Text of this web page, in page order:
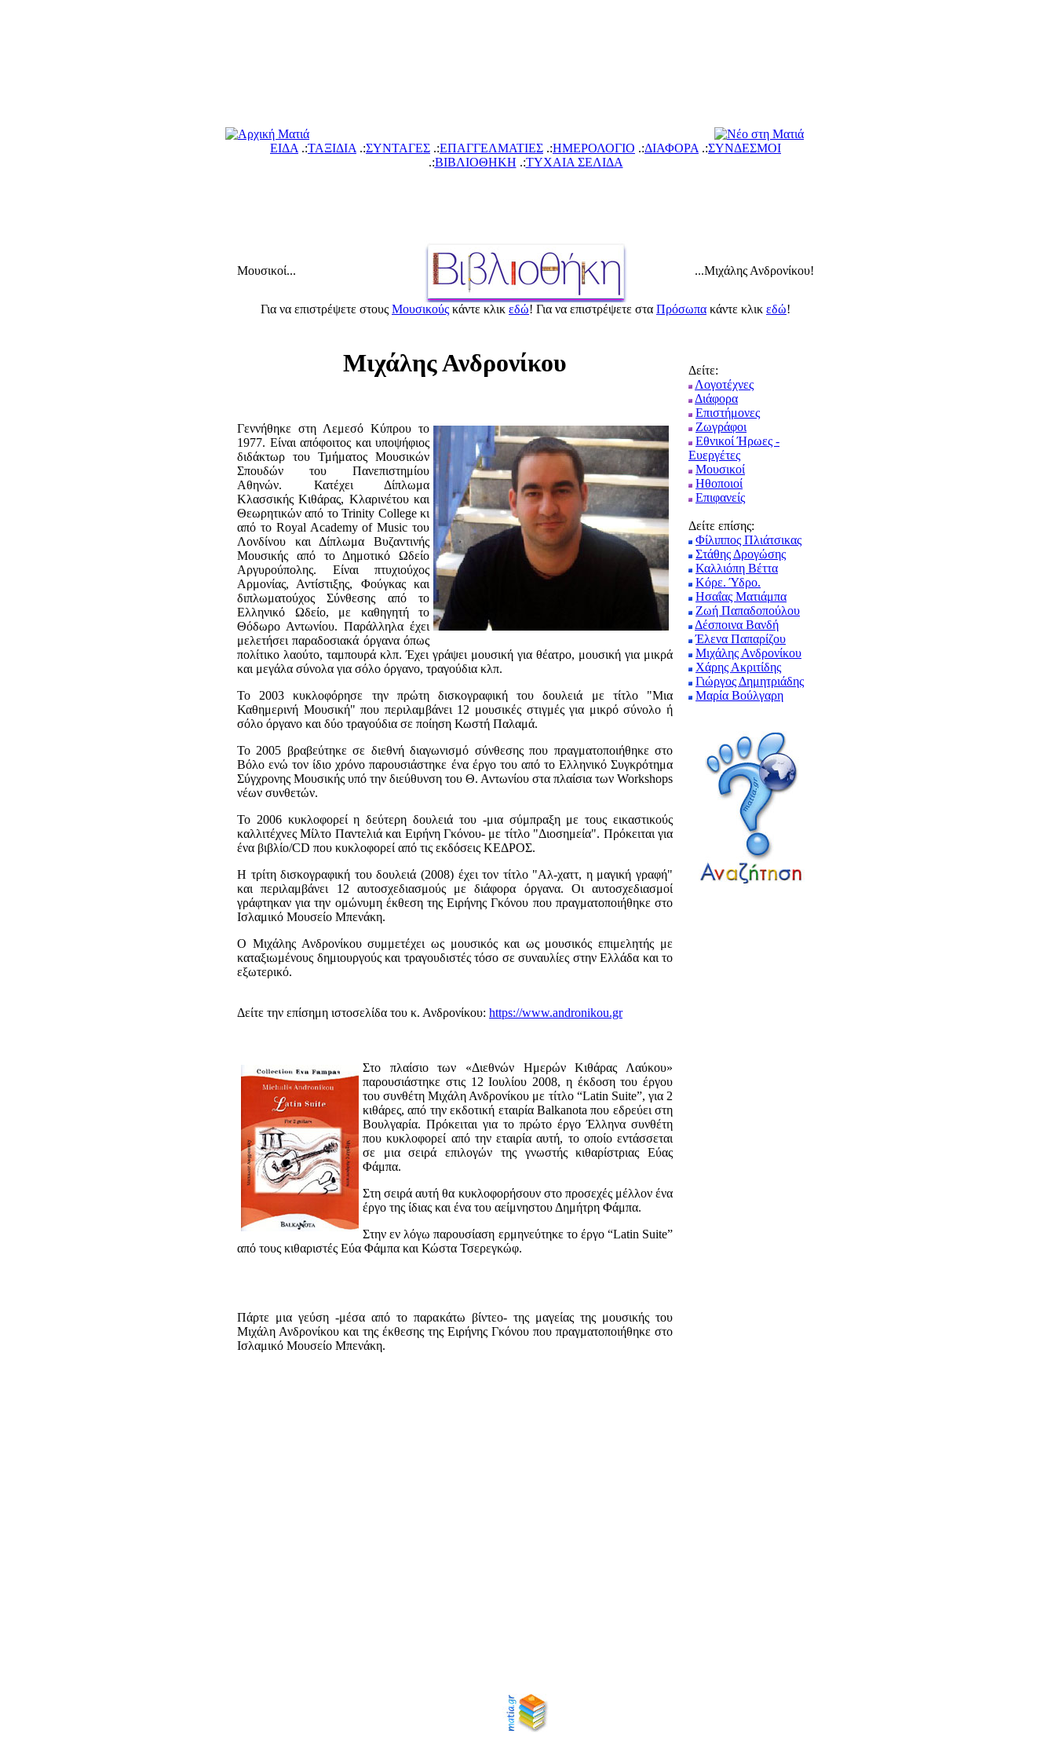
ΕΙΔΑ .:ΤΑΞΙΔΙΑ .:ΣΥΝΤΑΓΕΣ .:ΕΠΑΓΓΕΛΜΑΤΙΕΣ .:ΗΜΕΡΟΛΟΓΙΟ .:ΔΙΑΦΟΡΑ .:ΣΥΝΔΕΣΜΟΙ
.:ΙΒΛΙΟΘΗΚΗ .:ΤΥΧΑΙΑ ΣΕΛΙΔΑ
Μουσικοί... ...Μιχάλης Ανδρονίκου!
Για να επιστρέψετε στους Μουσικούς κάντε κλικ εδώ! Για να επιστρέψετε στ Πρόσωπ κάντε κλικ εδώ!
Μιχάλης Ανδρονίκου
Γεννήθηκε στη Λεμεσό Κύπρου το
1977. Είναι απόφοιτος και υποψήφιος
διδάκτωρ του Τμήματος Μουσικών
Σπουδών του Πανεπιστημίου
Αθηνών. Κατέχει Δίπλωμ
Κλασσικής Κιθάρας, Κλαρινέτου και
Θεωρητικών από το Trinity College κι
πό το Royal Academy of Music του
Λονδίνου και Δίπλωμα Βυζαντινής
Μουσικής από το Δημοτικό Ωδείο
Αργυρούπολης. Είναι πτυχιούχος
Αρμονίας, Αντίστιξης, Φούγκας και
διπλωματούχος Σύνθεσης από το
Ελληνικό Ωδείο, με καθηγητή το
Θόδωρο Αντωνίου. Παράλληλα έχει
μελετήσει παραδοσιακά όργανα όπως
πολίτικο λαούτο, ταμπουρά κλπ. Έχει γράψει μουσική για θέατρο, μουσική για μικρά
και μεγάλα σύνολα για σόλο όργανο, τραγούδια κλπ.
Το 2003 κυκλοφόρησε την πρώτη δισκογραφική του δουλειά με τίτλο "Μι
Καθημερινή Μουσική" που περιλαμβάνει 12 μουσικές στιγμές για μικρό σύνολο ή
σόλο όργανο και δύο τραγούδια σε ποίηση Κωστή Παλαμά.
Το 2005 βραβεύτηκε σε διεθνή διαγωνισμό σύνθεσης που πραγματοποιήθηκε στο
όλο ενώ τον ίδιο χρόνο παρουσιάστηκε ένα έργο του από το Ελληνικό Συγκρότημ
Σύγχρονης Μουσικής υπό την διεύθυνση του Θ. Αντωνίου στα πλαίσια των Workshops
νέων συνθετών.
Το 2006 κυκλοφορεί η δεύτερη δουλειά του -μια σύμπραξη με τους εικαστικούς
καλλιτέχνες Μίλτο Παντελιά και Ειρήνη Γκόνου- με τίτλο "Διοσημεία". Πρόκειται γι
ένα βιβλίο/CD που κυκλοφορεί από τις εκδόσεις ΚΕΔΡΟΣ.
H τρίτη δισκογραφική του δουλειά (2008) έχει τον τίτλο "Αλ-χαττ, η μαγική γραφή"
και περιλαμβάνει 12 αυτοσχεδιασμούς με διάφορα όργανα. Οι αυτοσχεδιασμοί
ράφτηκαν για την ομώνυμη έκθεση της Ειρήνης Γκόνου που πραγματοποιήθηκε στο
Ισλαμικό Μουσείο Μπενάκη.
Ο Μιχάλης Ανδρονίκου συμμετέχει ως μουσικός και ως μουσικός επιμελητής με
καταξιωμένους δημιουργούς και τραγουδιστές τόσο σε συναυλίες στην Ελλάδα και το
εξωτερικό.
Δείτε την επίσημη ιστοσελίδα του κ. Ανδρονίκου: https://www.andronikou.gr
Στο πλαίσιο των «Διεθνών Ημερών Κιθάρας Λαύκου»
παρουσιάστηκε στις 12 Ιουλίου 2008, η έκδοση του έργου
του συνθέτη Μιχάλη Ανδρονίκου με τίτλο “Latin Suite”, για 2
κιθάρες, από την εκδοτική εταιρία Balkanota που εδρεύει στη
ουλγαρία. Πρόκειται για το πρώτο έργο Έλληνα συνθέτη
που κυκλοφορεί από την εταιρία αυτή, το οποίο εντάσσεται
σε μια σειρά επιλογών της γνωστής κιθαρίστριας Εύας
Φάμπα.
Στη σειρά αυτή θα κυκλοφορήσουν στο προσεχές μέλλον έν
έργο της ίδιας και ένα του αείμνηστου Δημήτρη Φάμπα.
Στην εν λόγω παρουσίαση ερμηνεύτηκε το έργο “Latin Suite”
πό τους κιθαριστές Εύα Φάμπα και Κώστα Τσερεγκώφ.
Πάρτε μια γεύση -μέσα από το παρακάτω βίντεο- της μαγείας της μουσικής του
Μιχάλη Ανδρονίκου και της έκθεσης της Ειρήνης Γκόνου που πραγματοποιήθηκε στο
Ισλαμικό Μουσείο Μπενάκη.
Δείτε:
Λογοτέχνες
Διάφορ
Επιστήμονες
Ζωγράφοι
Εθνικοί Ήρωες -
Ευεργέτες
Μουσικοί
Ηθοποιοί
Επιφανείς
Δείτε επίσης:
Φίλιππος Πλιάτσικας
Στάθης Δρογώσης
Καλλιόπη Βέττ
Κόρε. Ύδρο.
Ησαΐας Ματιάμπ
Ζωή Παπαδοπούλου
Δέσποινα Βανδή
Έλενα Παπαρίζου
Μιχάλης Ανδρονίκου
Χάρης Ακριτίδης
Γιώργος Δημητριάδης
Μαρία Βούλγαρη